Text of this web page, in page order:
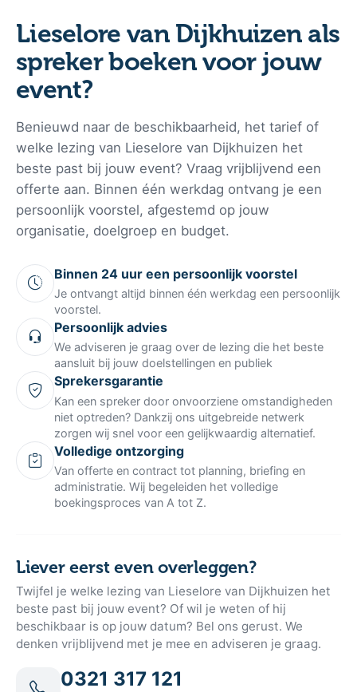
Lieselore van Dijkhuizen als
spreker boeken voor jouw
event?
Benieuwd naar de beschikbaarheid, het tarief of
welke lezing van Lieselore van Dijkhuizen het
beste past bij jouw event? Vraag vrijblijvend een
offerte aan. Binnen één werkdag ontvang je een
persoonlijk voorstel, afgestemd op jouw
organisatie, doelgroep en budget.
Binnen 24 uur een persoonlijk voorstel
Je ontvangt altijd binnen één werkdag een persoonlijk
voorstel.
Persoonlijk advies
We adviseren je graag over de lezing die het beste
aansluit bij jouw doelstellingen en publiek
Sprekersgarantie
Kan een spreker door onvoorziene omstandigheden
niet optreden? Dankzij ons uitgebreide netwerk
zorgen wij snel voor een gelijkwaardig alternatief.
Volledige ontzorging
Van offerte en contract tot planning, briefing en
administratie. Wij begeleiden het volledige
boekingsproces van A tot Z.
Liever eerst even overleggen?
Twijfel je welke lezing van Lieselore van Dijkhuizen het
beste past bij jouw event? Of wil je weten of hij
beschikbaar is op jouw datum? Bel ons gerust. We
denken vrijblijvend met je mee en adviseren je graag.
0321 317 121